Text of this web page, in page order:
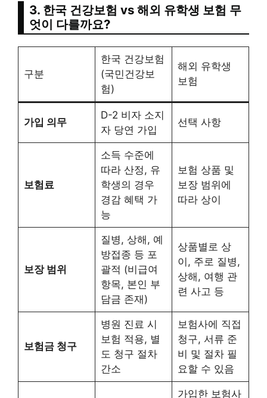
3. 한국 건강보험 vs 해외 유학생 보험 무
엇이 다를까요?
구분
한국 건강보험
(국민건강보
험)
해외 유학생
보험
가입 의무
D-2 비자 소지
자 당연 가입
선택 사항
보험료
소득 수준에
따라 산정, 유
학생의 경우
경감 혜택 가
능
보험 상품 및
보장 범위에
따라 상이
보장 범위
질병, 상해, 예
방접종 등 포
괄적 (비급여
항목, 본인 부
담금 존재)
상품별로 상
이, 주로 질병,
상해, 여행 관
련 사고 등
보험금 청구
병원 진료 시
보험 적용, 별
도 청구 절차
간소
보험사에 직접
청구, 서류 준
비 및 절차 필
요할 수 있음
가입한 보험사